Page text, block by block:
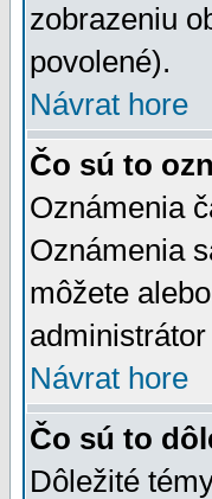
zobrazeniu
povolené).
Návrat hore
Čo sú to
Oznámenia
Oznámenia
môžete
Návrat hore
Čo sú to
Dôležité